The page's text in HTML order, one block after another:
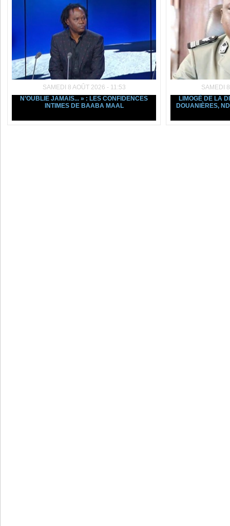
SAMEDI 8 AOÛT 2026 - 11:53
N’OUBLIE JAMAIS... » : LES CONFIDENCES
INTIMES DE BAABA MAAL
SAMEDI
LIMOGÉ DE LA
DOUANIÈRES,